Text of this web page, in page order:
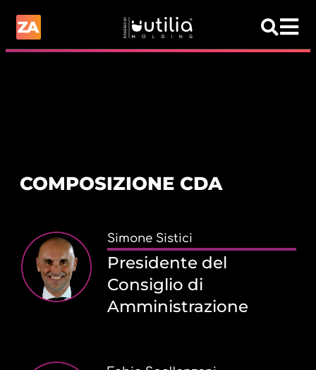
COMPOSIZIONE CDA
Simone Sistici
Presidente del
Consiglio di
Amministrazione